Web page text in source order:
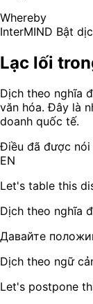
Whereby
InterMIND Bật
Lạc lối
Dịch theo nghĩa
văn hóa. Đây là
doanh quốc tế.
Điều đã được nói
EN
Let's table this
Dịch theo nghĩa
Давайте
Dịch theo ngữ
Let's postpone